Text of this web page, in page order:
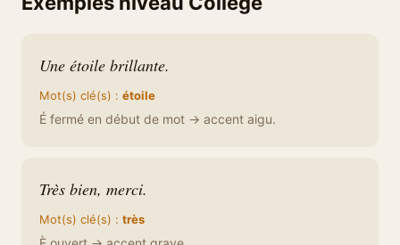
Une étoile brillante.
Mot(s) clé(s) : étoile
É fermé en début de mot → accent aigu.
Très bien, merci.
Mot(s) clé(s) : très